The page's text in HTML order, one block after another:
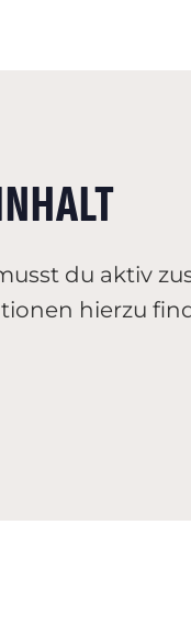
du aktiv
hierzu